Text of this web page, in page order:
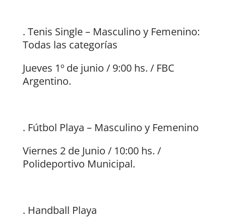
. Tenis Single – Masculino y Femenino:
Todas las categorías
Jueves 1º de junio / 9:00 hs. / FBC
Argentino.
. Fútbol Playa – Masculino y Femenino
Viernes 2 de Junio / 10:00 hs. /
Polideportivo Municipal.
. Handball Playa